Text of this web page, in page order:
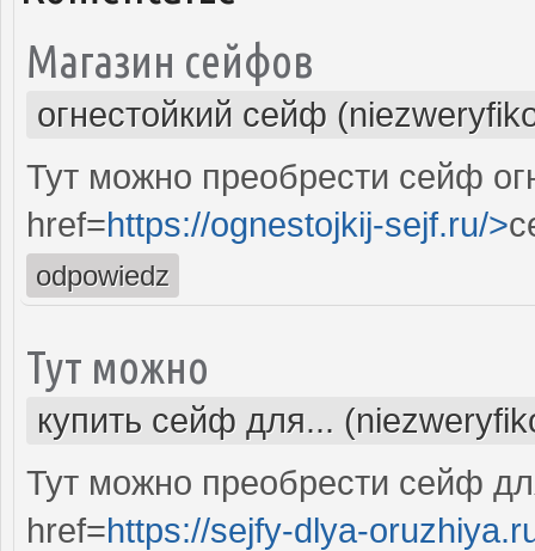
Магазин сейфов
огнестойкий сейф
Тут можно преобрести сейф
href=https://ognestojkij-sejf.ru/>
odpowiedz
Тут можно
купить сейф для...
Тут можно преобрести сейф
href=https://sejfy-dlya-